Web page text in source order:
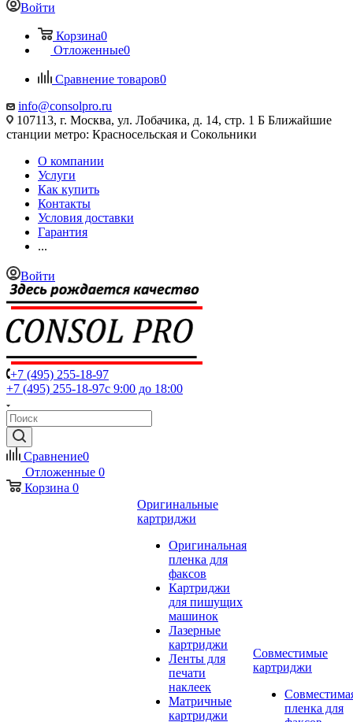
Войти
Корзина0
Отложенные0
Сравнение товаров0
info@consolpro.ru
107113, г. Москва, ул. Лобачика, д. 14, стр. 1 Б Ближайшие
станции метро: Красносельская и Сокольники
О компании
Услуги
Как купить
Контакты
Условия доставки
Гарантия
...
Войти
+7 (495) 255-18-97
+7 (495) 255-18-97с 9:00 до 18:00
Сравнение0
Отложенные 0
Корзина 0
Оригинальные
картриджи
Оригинальная
пленка для
факсов
Картриджи
для пишущих
машинок
Лазерные
картриджи
Ленты для
печати
наклеек
Матричные
картриджи
Совместимые
картриджи
пленка для